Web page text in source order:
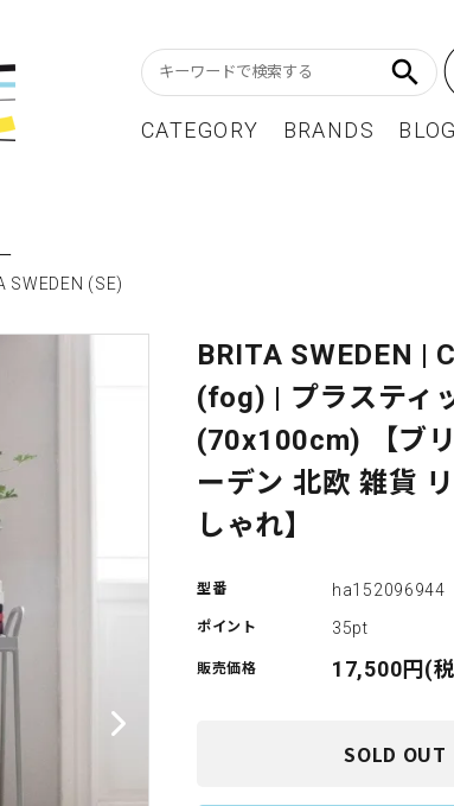
search
CATEGORY
BEST SELLER /
OUTLET / アウトレット
BRANDS BLOG
SWEDEN (SE)
BRITA SWEDEN |
(fog) | プラスティ
(70x100cm) 【ブ
ーデン 北欧 雑貨
しゃれ】
型番 ha152096944
ポイント 35pt
販売価格 17,500円(
SOLD OUT